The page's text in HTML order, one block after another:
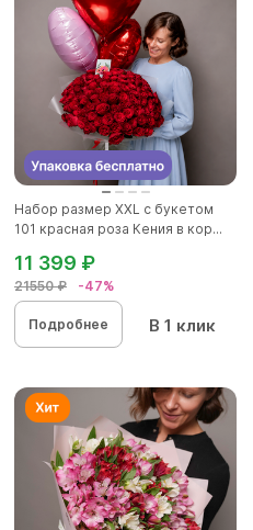
Набор размер ХХL с букетом
101 красная роза Кения в кор...
21550 ₽ -47%
11 399 ₽
Подробнее В 1 клик